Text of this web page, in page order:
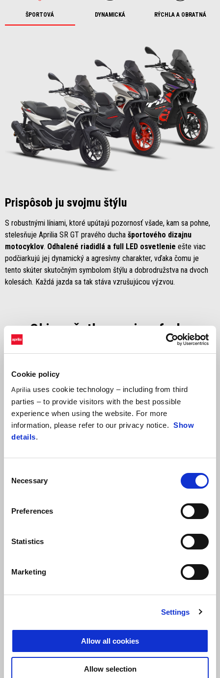
Cookie policy
Aprilia uses cookie technology – including from third
parties – to provide visitors with the best possible
experience when using the website. For more
information, please refer to our privacy notice. Show
details.
Selection
Necessary
Preferences
Statistics
Marketing
Settings
Allow all cookies
Allow selection
ŠPORTOVÁ DYNAMICKÁ RÝCHLA A OBRATNÁ
Prispôsob ju svojmu štýlu
S robustnými líniami, ktoré upútajú pozornosť všade, kam sa pohne,
stelesňuje Aprilia SR GT pravého ducha športového dizajnu
motocyklov. Odhalené riadidlá a full LED osvetlenie ešte viac
podčiarkujú jej dynamický a agresívny charakter, vďaka čomu je
tento skúter skutočným symbolom štýlu a dobrodružstva na dvoch
kolesách. Každá jazda sa tak stáva vzrušujúcou výzvou.
Objav všetky verzie a farby
Opalescent Light
Street Grey
Aprilia Black
3.799 €